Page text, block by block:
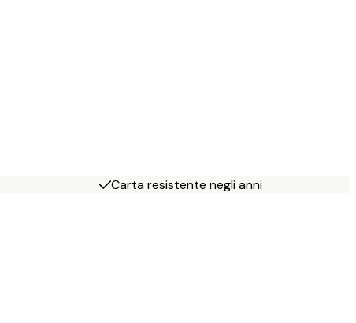
Carta resistente negli anni